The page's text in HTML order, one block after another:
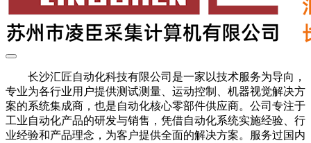
长沙汇匠自动化科技有限公司是一家以技术服务为导向，
专业为各行业用户提供测试测量、运动控制、机器视觉解决方
案的系统集成商，也是自动化核心零部件供应商。公司专注于
工业自动化产品的研发与销售，凭借自动化系统实施经验、行
业经验和产品理念，为客户提供全面的解决方案。服务过国内